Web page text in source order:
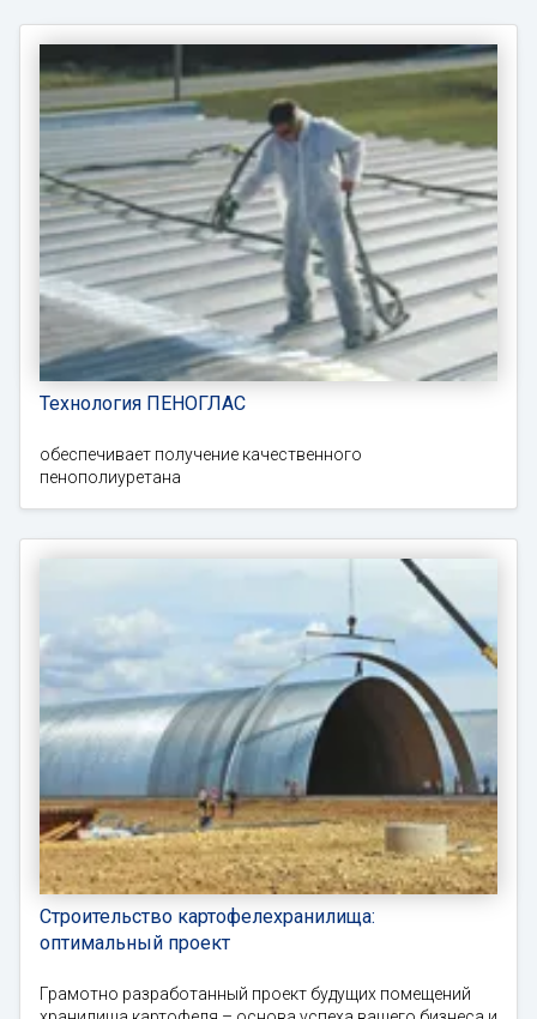
Технология ПЕНОГЛАС
обеспечивает получение качественного
пенополиуретана
Строительство картофелехранилища:
оптимальный проект
Грамотно разработанный проект будущих помещений